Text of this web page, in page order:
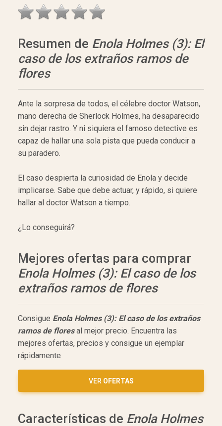
Resumen de Enola Holmes (3): El
caso de los extraños ramos de
flores
Ante la sorpresa de todos, el célebre doctor Watson,
mano derecha de Sherlock Holmes, ha desaparecido
sin dejar rastro. Y ni siquiera el famoso detective es
capaz de hallar una sola pista que pueda conducir a
su paradero.
El caso despierta la curiosidad de Enola y decide
implicarse. Sabe que debe actuar, y rápido, si quiere
hallar al doctor Watson a tiempo.
¿Lo conseguirá?
Mejores ofertas para comprar
Enola Holmes (3): El caso de los
extraños ramos de flores
Consigue Enola Holmes (3): El caso de los extraños
ramos de floresal mejor precio. Encuentra las
mejores ofertas, precios y consigue un ejemplar
rápidamente
VER OFERTAS
Características de Enola Holmes